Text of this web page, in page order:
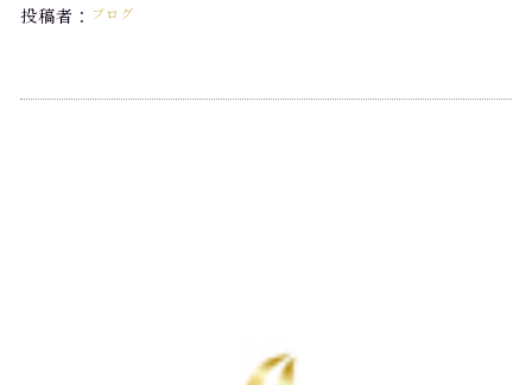
投稿者： ブログ